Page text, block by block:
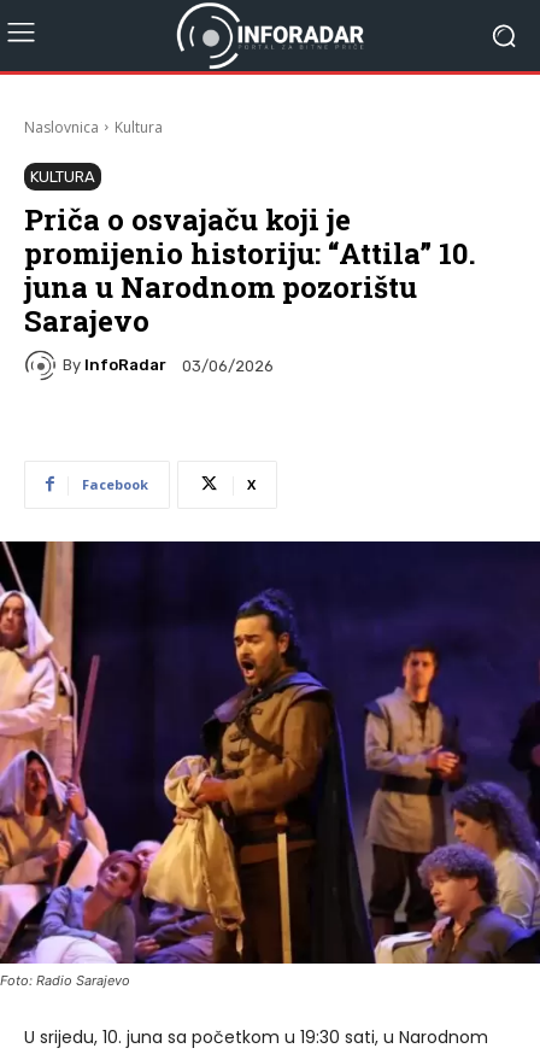
Naslovnica Kultura
KULTURA
Priča o osvajaču koji je
promijenio historiju: “Attila” 10.
juna u Narodnom pozorištu
Sarajevo
By InfoRadar 03/06/2026
Facebook X
Foto: Radio Sarajevo
U srijedu, 10. juna sa početkom u 19:30 sati, u Narodnom